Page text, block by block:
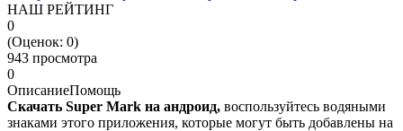
НАШ РЕЙТИНГ
0
(Оценок: 0)
943 просмотра
0
ОписаниеПомощь
Скачать Super Mark на андроид, воспользуйтесь водяными
знаками этого приложения, которые могут быть добавлены на